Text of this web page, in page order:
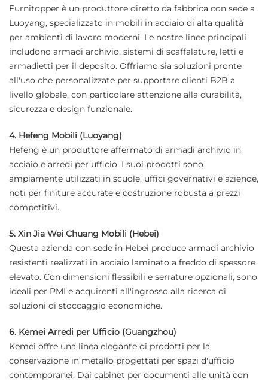
Furnitopper è un produttore diretto da fabbrica con sede a
Luoyang, specializzato in mobili in acciaio di alta qualità
per ambienti di lavoro moderni. Le nostre linee principali
includono armadi archivio, sistemi di scaffalature, letti e
armadietti per il deposito. Offriamo sia soluzioni pronte
all'uso che personalizzate per supportare clienti B2B a
livello globale, con particolare attenzione alla durabilità,
sicurezza e design funzionale.
4. Hefeng Mobili (Luoyang)
Hefeng è un produttore affermato di armadi archivio in
acciaio e arredi per ufficio. I suoi prodotti sono
ampiamente utilizzati in scuole, uffici governativi e aziende,
noti per finiture accurate e costruzione robusta a prezzi
competitivi.
5. Xin Jia Wei Chuang Mobili (Hebei)
Questa azienda con sede in Hebei produce armadi archivio
resistenti realizzati in acciaio laminato a freddo di spessore
elevato. Con dimensioni flessibili e serrature opzionali, sono
ideali per PMI e acquirenti all'ingrosso alla ricerca di
soluzioni di stoccaggio economiche.
6. Kemei Arredi per Ufficio (Guangzhou)
Kemei offre una linea elegante di prodotti per la
conservazione in metallo progettati per spazi d'ufficio
contemporanei. Dai cabinet per documenti alle unità con